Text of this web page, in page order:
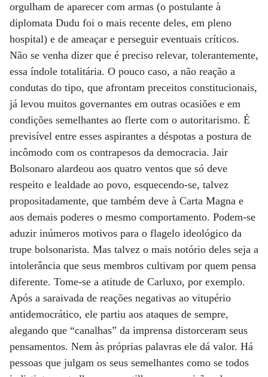
orgulham de aparecer com armas (o postulante à
diplomata Dudu foi o mais recente deles, em pleno
hospital) e de ameaçar e perseguir eventuais críticos.
Não se venha dizer que é preciso relevar, tolerantemente,
essa índole totalitária. O pouco caso, a não reação a
condutas do tipo, que afrontam preceitos constitucionais,
já levou muitos governantes em outras ocasiões e em
condições semelhantes ao flerte com o autoritarismo. É
previsível entre esses aspirantes a déspotas a postura de
incômodo com os contrapesos da democracia. Jair
Bolsonaro alardeou aos quatro ventos que só deve
respeito e lealdade ao povo, esquecendo-se, talvez
propositadamente, que também deve à Carta Magna e
aos demais poderes o mesmo comportamento. Podem-se
aduzir inúmeros motivos para o flagelo ideológico da
trupe bolsonarista. Mas talvez o mais notório deles seja a
intolerância que seus membros cultivam por quem pensa
diferente. Tome-se a atitude de Carluxo, por exemplo.
Após a saraivada de reações negativas ao vitupério
antidemocrático, ele partiu aos ataques de sempre,
alegando que “canalhas” da imprensa distorceram seus
pensamentos. Nem às próprias palavras ele dá valor. Há
pessoas que julgam os seus semelhantes como se todos